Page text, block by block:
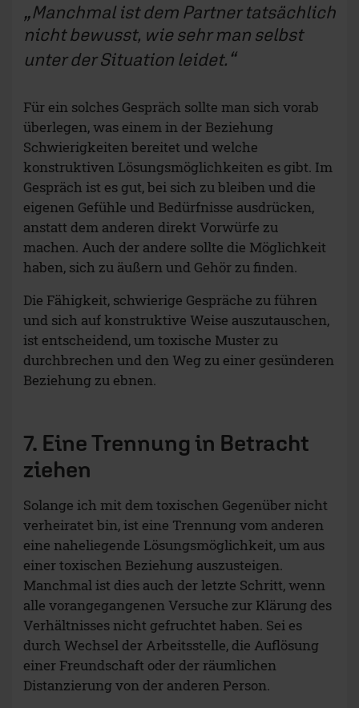
Manchmal ist dem Partner tatsächlich
nicht bewusst, wie sehr man selbst
unter der Situation leidet.
Für ein solches Gespräch sollte man sich vorab
überlegen, was einem in der Beziehung
Schwierigkeiten bereitet und welche
konstruktiven Lösungsmöglichkeiten es gibt. Im
Gespräch ist es gut, bei sich zu bleiben und die
eigenen Gefühle und Bedürfnisse ausdrücken,
anstatt dem anderen direkt Vorwürfe zu
machen. Auch der andere sollte die Möglichkeit
haben, sich zu äußern und Gehör zu finden.
Die Fähigkeit, schwierige Gespräche zu führen
und sich auf konstruktive Weise auszutauschen,
ist entscheidend, um toxische Muster zu
durchbrechen und den Weg zu einer gesünderen
Beziehung zu ebnen.
7. Eine Trennung in Betracht
ziehen
Solange ich mit dem toxischen Gegenüber nicht
verheiratet bin, ist eine Trennung vom anderen
eine naheliegende Lösungsmöglichkeit, um aus
einer toxischen Beziehung auszusteigen.
Manchmal ist dies auch der letzte Schritt, wenn
alle vorangegangenen Versuche zur Klärung des
Verhältnisses nicht gefruchtet haben. Sei es
durch Wechsel der Arbeitsstelle, die Auflösung
einer Freundschaft oder der räumlichen
Distanzierung von der anderen Person.